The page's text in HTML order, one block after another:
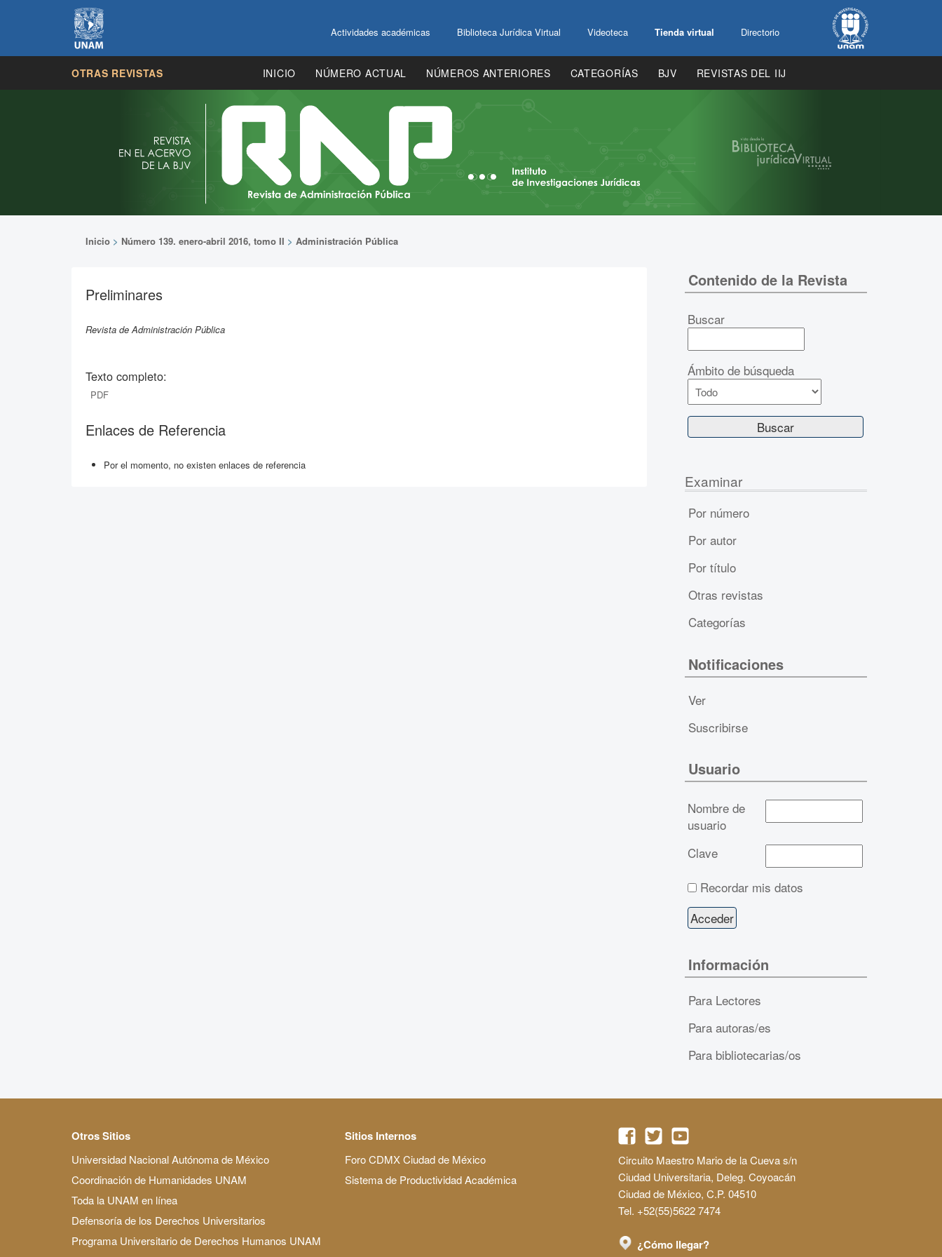
Actividades académicas Biblioteca Jurídica Virtual Videoteca Tienda virtual Directorio
OTRAS REVISTAS INICIO NÚMERO ACTUAL NÚMEROS ANTERIORES CATEGORÍAS BJV REVISTAS DEL IIJ
Inicio > Número 139. enero-abril 2016, tomo II > Administración Pública
Preliminares
Revista de Administración Pública
Texto completo:
PDF
Enlaces de Referencia
Por el momento, no existen enlaces de referencia
Contenido de la Revista
Buscar
Ámbito de búsqueda
Examinar
Por número
Por autor
Por título
Otras revistas
Categorías
Notificaciones
Ver
Suscribirse
Usuario
Nombre de
usuario
Clave
Recordar mis datos
Información
Para Lectores
Para autoras/es
Para bibliotecarias/os
Otros Sitios
Universidad Nacional Autónoma de México
Coordinación de Humanidades UNAM
Toda la UNAM en línea
Defensoría de los Derechos Universitarios
Programa Universitario de Derechos Humanos UNAM
Sitios Internos
Foro CDMX Ciudad de México
Sistema de Productividad Académica
Circuito Maestro Mario de la Cueva s/n
Ciudad Universitaria, Deleg. Coyoacán
Ciudad de México, C.P. 04510
Tel. +52(55)5622 7474
¿Cómo llegar?